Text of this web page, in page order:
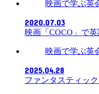
映画で学ぶ英
2020.07.03
映画「COCO」で英
映画で学ぶ英
2025.04.28
ファンタスティッ